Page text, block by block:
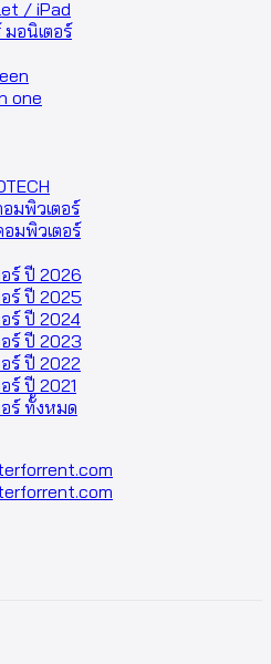
/ iPad
มอนิเตอร์
one
มพิวเตอร์
อมพิวเตอร์
ร์ ปี 2026
ร์ ปี 2025
ร์ ปี 2024
ร์ ปี 2023
ร์ ปี 2022
ร์ ปี 2021
อร์ ทั้งหมด